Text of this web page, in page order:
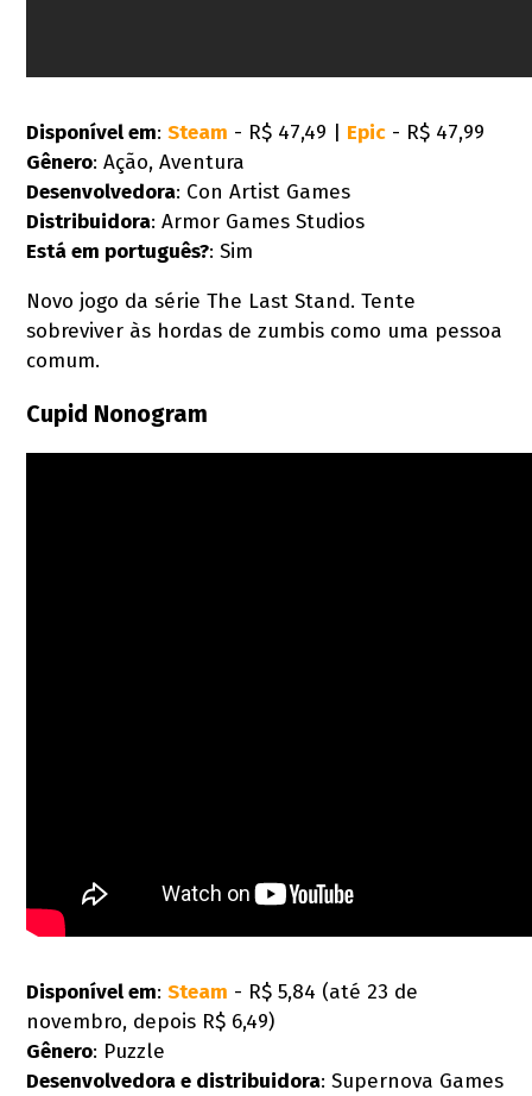
Disponível em:Steam - R$ 47,49 | Epic - R$ 47,99
Gênero: Ação, Aventura
Desenvolvedora: Con Artist Games
Distribuidora: Armor Games Studios
Está em português?: Sim
Novo jogo da série The Last Stand. Tente
sobreviver às hordas de zumbis como uma pessoa
comum.
Cupid Nonogram
Disponível em:Steam - R$ 5,84 (até 23 de
novembro, depois R$ 6,49)
Gênero: Puzzle
Desenvolvedora e distribuidora: Supernova Games